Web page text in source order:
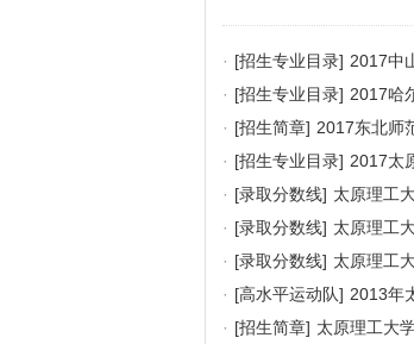
· [招生专业目录] 2017中
目录及考试科目
· [招生专业目录] 2017哈
· [招生简章] 2017东北师
· [招生专业目录] 2017太
· [录取分数线] 太原理工
· [录取分数线] 太原理工
· [录取分数线] 太原理工
· [高水平运动队] 2013年
· [招生简章] 太原理工大